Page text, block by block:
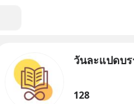
วันละแปดบ
128